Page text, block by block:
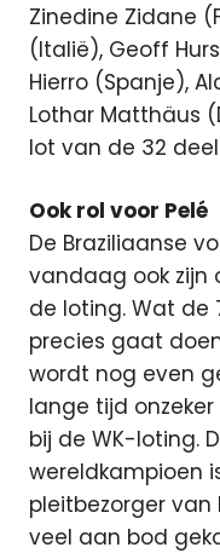
Zinedine Zidane
(Italië), Geoff
Hierro (Spanje),
Lothar Matthäus
lot van de 32
Ook rol voor Pelé
De Braziliaanse
vandaag ook zijn
de loting. Wat
precies gaat
wordt nog even
lange tijd onzeker
bij de WK-loting.
wereldkampioen
pleitbezorger van
veel aan bod